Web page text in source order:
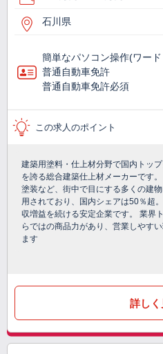
石川県
簡単なパソコン操作(ワー
普通自動車免許
普通自動車免許必須
この求人のポイント
建築用塗料・仕上材分野で国内トッ
を誇る総合建築仕上材メーカーです
塗装など、街中で目にする多くの建
用されており、国内シェアは50％超
収増益を続ける安定企業です。 業界
らではの商品力があり、営業しやす
ます
詳しく